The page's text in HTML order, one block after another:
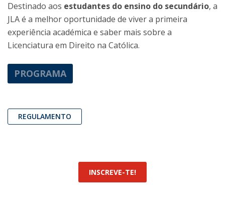
Destinado aos estudantes do ensino do secundário, a
JLA é a melhor oportunidade de viver a primeira
experiência académica e saber mais sobre a
Licenciatura em Direito na Católica.
PROGRAMA
REGULAMENTO
INSCREVE-TE!